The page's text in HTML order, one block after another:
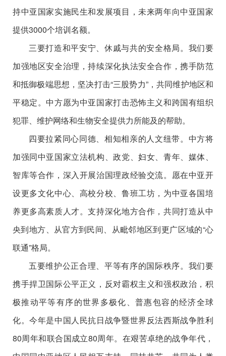
持中亚国家实施民生和发展项目，未来两年向中亚国家
提供3000个培训名额。
三要打造和平安宁、休戚与共的安全格局。我们要
加强地区安全治理，持续深化执法安全合作，携手防范
和抵御极端思想，坚决打击“三股势力”，共同维护地区和
平稳定。中方愿为中亚国家打击恐怖主义和跨国有组织
犯罪、维护网络和生物安全提供力所能及的帮助。
四要拉紧同心同德、相知相亲的人文纽带。中方将
加强同中亚国家立法机构、政党、妇女、青年、媒体、
智库等合作，深入开展治国理政经验交流。愿在中亚开
设更多文化中心、高校分校、鲁班工坊，为中亚各国培
养更多高素质人才。支持深化地方合作，共同打造从中
央到地方、从官方到民间、从毗邻地区到更广区域的“心
联通”格局。
五要维护公正合理、平等有序的国际秩序。我们要
携手捍卫国际公平正义，反对霸权主义和强权政治，积
极推动平等有序的世界多极化、普惠包容的经济全球
化。今年是中国人民抗日战争暨世界反法西斯战争胜利
80周年和联合国成立80周年。在艰苦卓绝的战争年代，